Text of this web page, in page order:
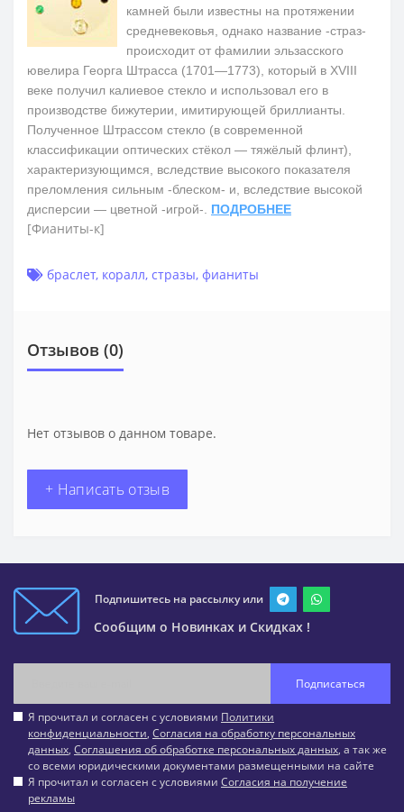
камней были известны на протяжении
средневековья, однако название -страз-
происходит от фамилии эльзасского
ювелира Георга Штрасса (1701—1773), который в XVIII
веке получил калиевое стекло и использовал его в
производстве бижутерии, имитирующей бриллианты.
Полученное Штрассом стекло (в современной
классификации оптических стёкол — тяжёлый флинт),
характеризующимся, вследствие высокого показателя
преломления сильным -блеском- и, вследствие высокой
дисперсии — цветной -игрой-. ПОДРОБНЕЕ
[Фианиты-к]
браслет, коралл, стразы, фианиты
Отзывов (0)
Нет отзывов о данном товаре.
+ Написать отзыв
Подпишитесь на рассылку или
Сообщим о Новинках и Скидках !
Подписаться
Я прочитал и согласен с условиями Политики
конфиденциальности, Согласия на обработку персональных
данных, Соглашения об обработке персональных данных, а так же
со всеми юридическими документами размещенными на сайте
Я прочитал и согласен с условиями Согласия на получение
рекламы